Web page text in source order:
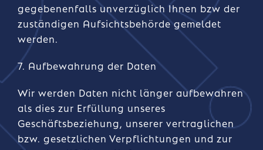
gegebenenfalls unverzüglich Ihnen bzw der
zuständigen Aufsichtsbehörde gemeldet
werden.
7. Aufbewahrung der Daten
Wir werden Daten nicht länger aufbewahren
als dies zur Erfüllung unseres
Geschäftsbeziehung, unserer vertraglichen
bzw. gesetzlichen Verpflichtungen und zur